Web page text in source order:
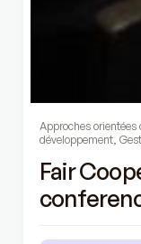
Approches
développement
Fair